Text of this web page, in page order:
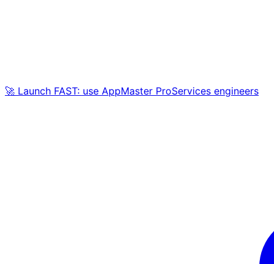
🚀 Launch FAST: use AppMaster ProServices engineers